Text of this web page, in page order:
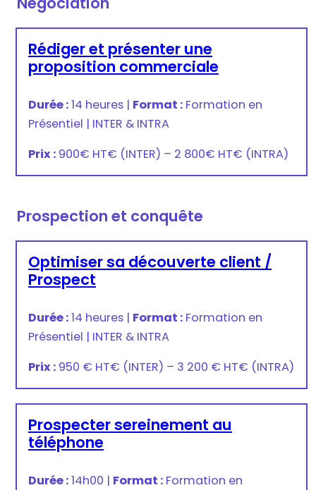
Rédiger et présenter une
proposition commerciale
Durée :14 heures | Format : Formation en
Présentiel | INTER & INTRA
Prix : 900€ HT€ (INTER) – 2 800€ HT€ (INTRA)
Prospection et conquête
Optimiser sa découverte client /
Prospect
Durée :14 heures | Format : Formation en
Présentiel | INTER & INTRA
Prix : 950 € HT€ (INTER) – 3 200 € HT€ (INTRA)
Prospecter sereinement au
téléphone
Durée :14h00 | Format : Formation en